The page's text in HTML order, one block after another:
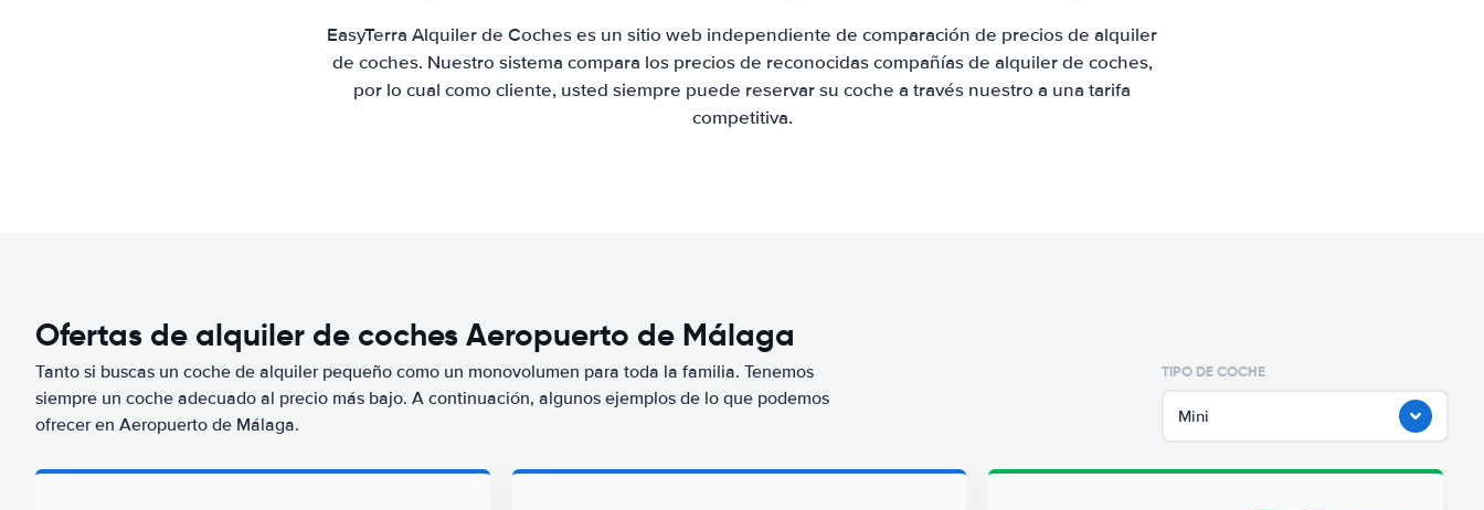
EasyTerra Alquiler de Coches es un sitio web independiente de comparación de precios de alquiler
de coches. Nuestro sistema compara los precios de reconocidas compañías de alquiler de coches,
por lo cual como cliente, usted siempre puede reservar su coche a través nuestro a una tarifa
competitiva.
Ofertas de alquiler de coches Aeropuerto de Málaga
Tanto si buscas un coche de alquiler pequeño como un monovolumen para toda la familia. Tenemos
siempre un coche adecuado al precio más bajo. A continuación, algunos ejemplos de lo que podemos
ofrecer en Aeropuerto de Málaga.
TIPO DE COCHE
Mini